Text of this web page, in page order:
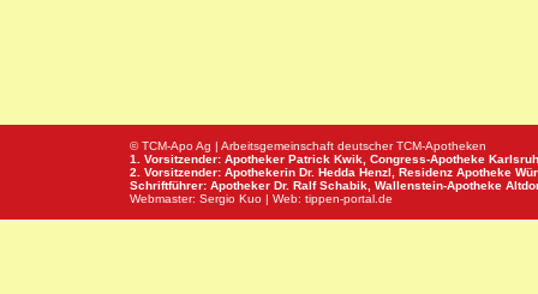
© TCM-Apo Ag | Arbeitsgemeinschaft deutscher TCM-Apotheken
1. Vorsitzender: Apotheker Patrick Kwik, Congress-Apotheke
2. Vorsitzender: Apothekerin Dr. Hedda Henzl, Residenz Apotheke
Schriftführer: Apotheker Dr. Ralf Schabik, Wallenstein-Apotheke
Webmaster: Sergio Kuo | Web: tippen-portal.de